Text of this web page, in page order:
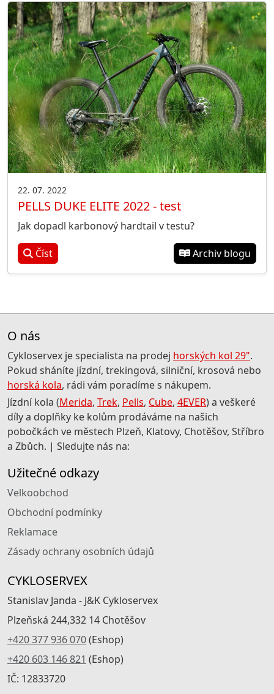
22. 07. 2022
PELLS DUKE ELITE 2022 - test
Jak dopadl karbonový hardtail v testu?
Číst Archiv blogu
O nás
Cykloservex je specialista na prodej horských kol 29".
Pokud sháníte jízdní, trekingová, silniční, krosová nebo
horská kola, rádi vám poradíme s nákupem.
Jízdní kola (Merida, Trek, Pells, Cube, 4EVER) a veškeré
díly a doplňky ke kolům prodáváme na našich
pobočkách ve městech Plzeň, Klatovy, Chotěšov, Stříbro
a Zbůch. | Sledujte nás na:
Užitečné odkazy
Velkoobchod
Obchodní podmínky
Reklamace
Zásady ochrany osobních údajů
CYKLOSERVEX
Stanislav Janda - J&K Cykloservex
Plzeňská 244,332 14 Chotěšov
+420 377 936 070(Eshop)
+420 603 146 821 (Eshop)
IČ: 12833720